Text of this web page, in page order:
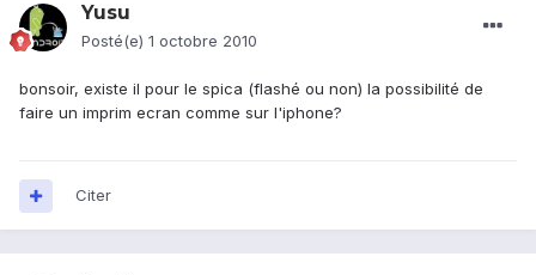
Yusu
Posté(e) 1 octobre 2010
bonsoir, existe il pour le spica (flashé ou non) la possibilité de
faire un imprim ecran comme sur l'iphone?
Citer